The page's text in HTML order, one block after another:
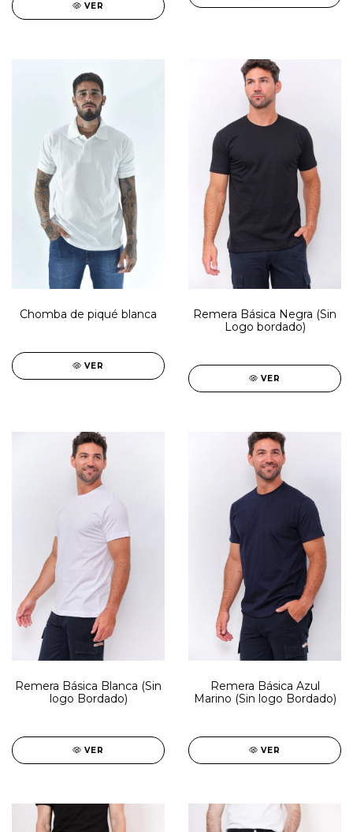
VER
Chomba de piqué blanca
VER
Remera Básica Negra (Sin
Logo bordado)
VER
Remera Básica Blanca (Sin
logo Bordado)
VER
Remera Básica Azul
Marino (Sin logo Bordado)
VER